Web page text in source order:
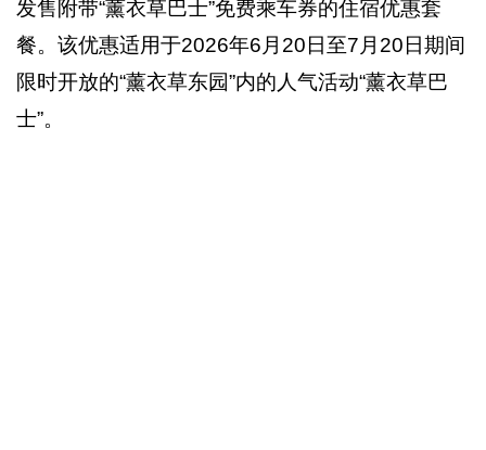
发售附带“薰衣草巴士”免费乘车券的住宿优惠套
餐。该优惠适用于2026年6月20日至7月20日期间
限时开放的“薰衣草东园”内的人气活动“薰衣草巴
士”。